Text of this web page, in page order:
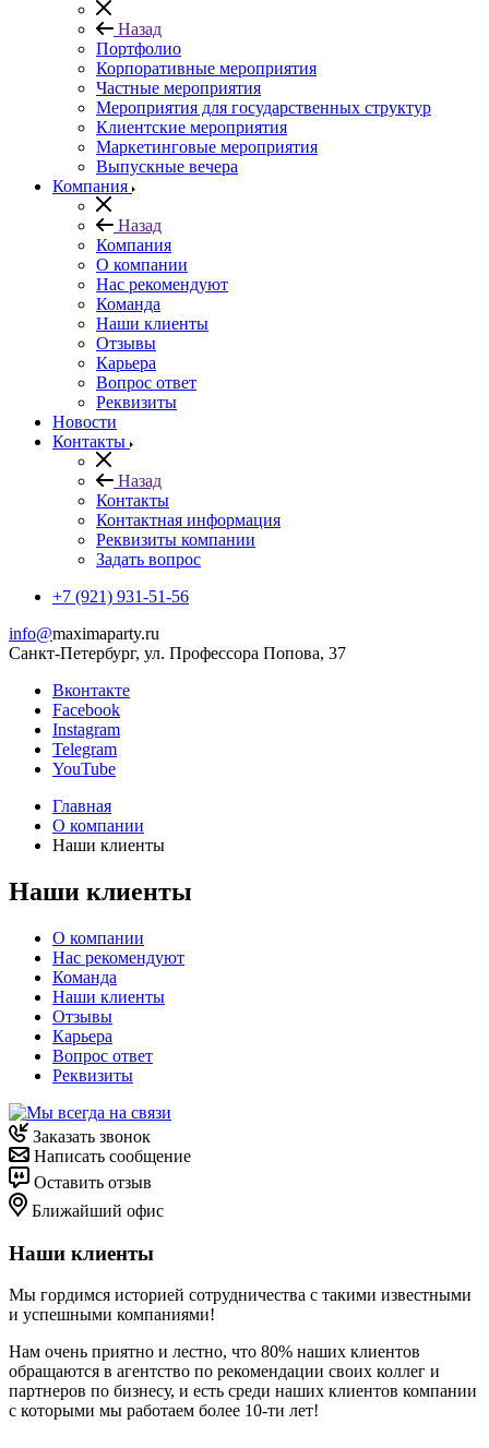
Назад
Портфолио
Корпоративные мероприятия
Частные мероприятия
Мероприятия для государственных структур
Клиентские мероприятия
Маркетинговые мероприятия
Выпускные вечера
Компания
Назад
Компания
О компании
Нас рекомендуют
Команда
Наши клиенты
Отзывы
Карьера
Вопрос ответ
Реквизиты
Новости
Контакты
Назад
Контакты
Контактная информация
Реквизиты компании
Задать вопрос
+7 (921) 931-51-56
info@maximaparty.ru
Санкт-Петербург, ул. Профессора Попова, 37
Вконтакте
Facebook
Instagram
Telegram
YouTube
Главная
О компании
Наши клиенты
Наши клиенты
О компании
Нас рекомендуют
Команда
Наши клиенты
Отзывы
Карьера
Вопрос ответ
Реквизиты
Заказать звонок
Написать сообщение
Оставить отзыв
Ближайший офис
Наши клиенты
Мы гордимся историей сотрудничества с такими известными
и успешными компаниями!
Нам очень приятно и лестно, что 80% наших клиентов
обращаются в агентство по рекомендации своих коллег и
партнеров по бизнесу, и есть среди наших клиентов компании
с которыми мы работаем более 10-ти лет!